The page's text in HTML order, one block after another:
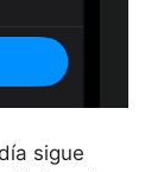
sigue